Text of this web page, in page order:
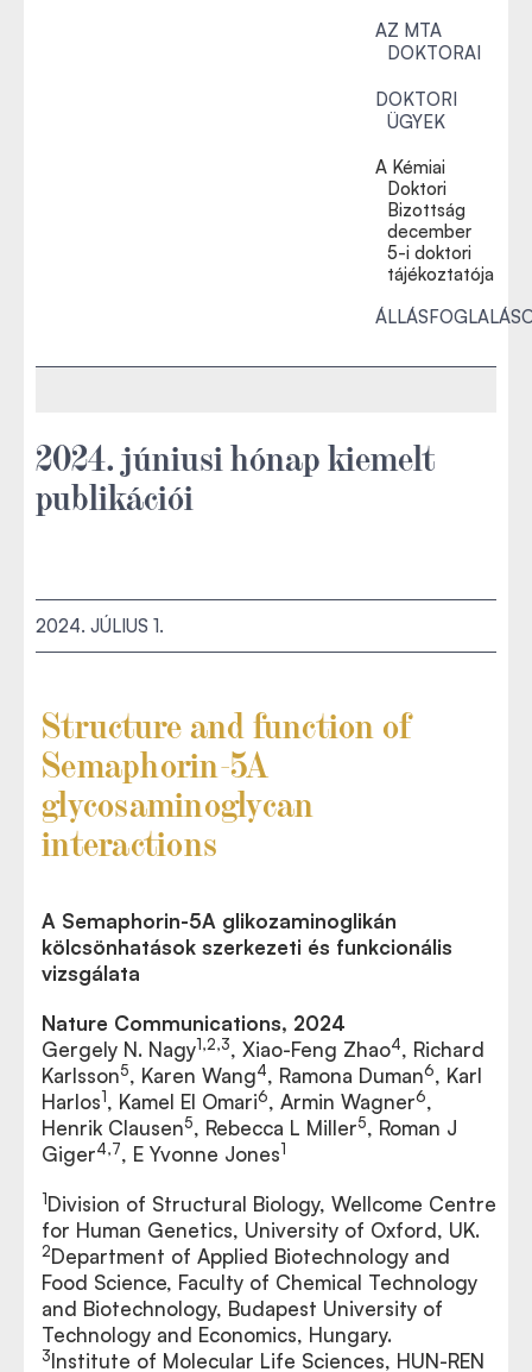
AZ MTA
DOKTORAI
DOKTORI
ÜGYEK
A Kémiai
Doktori
Bizottság
december
5-i doktori
tájékoztatója
2024. júniusi hónap kiemelt
publikációi
2024. JÚLIUS 1.
Structure and function of
Semaphorin-5A
glycosaminoglycan
interactions
A Semaphorin-5A glikozaminoglikán
kölcsönhatások szerkezeti és funkcionális
vizsgálata
Nature Communications, 2024
Gergely N. Nagy1,2,3, Xiao-Feng Zhao4, Richard
Karlsson5, Karen Wang4, Ramona Duman6, Karl
Harlos1, Kamel El Omari6, Armin Wagner6,
Henrik Clausen5, Rebecca L Miller5, Roman J
Giger4,7, E Yvonne Jones1
1Division of Structural Biology, Wellcome Centre
for Human Genetics, University of Oxford, UK.
2Department of Applied Biotechnology and
Food Science, Faculty of Chemical Technology
and Biotechnology, Budapest University of
Technology and Economics, Hungary.
3Institute of Molecular Life Sciences, HUN-REN